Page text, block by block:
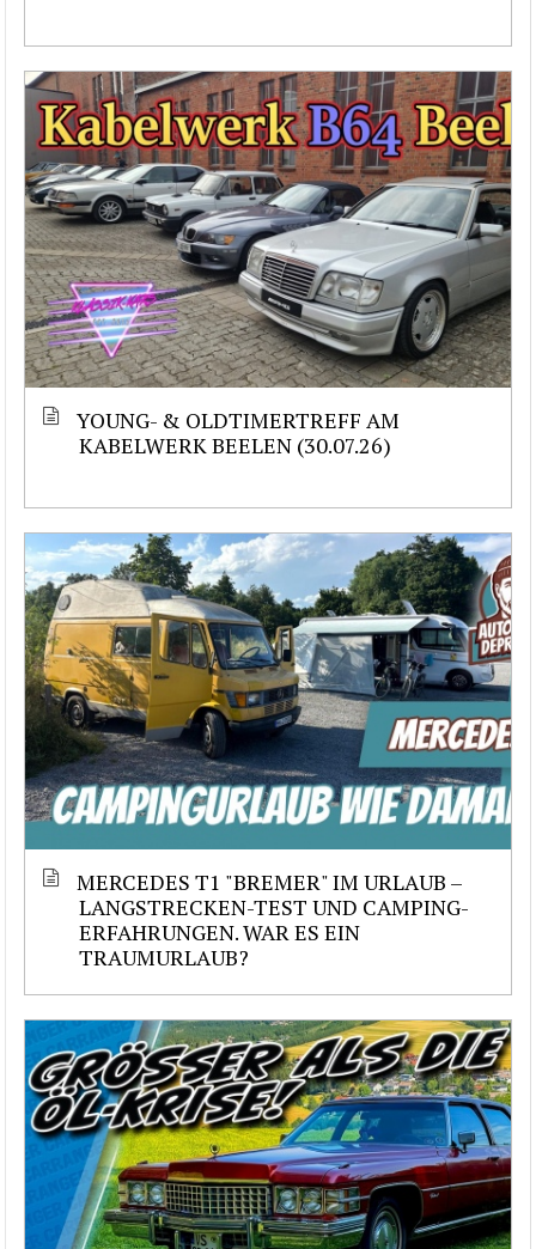
YOUNG- & OLDTIMERTREFF AM
KABELWERK BEELEN (30.07.26)
MERCEDES T1 "BREMER" IM URLAUB –
LANGSTRECKEN-TEST UND CAMPING-
ERFAHRUNGEN. WAR ES EIN
TRAUMURLAUB?